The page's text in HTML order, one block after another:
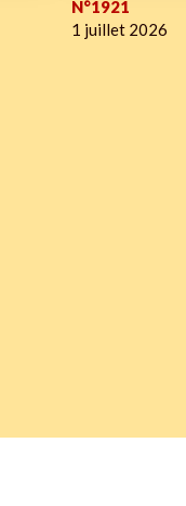
N°1921
1 juillet 2026